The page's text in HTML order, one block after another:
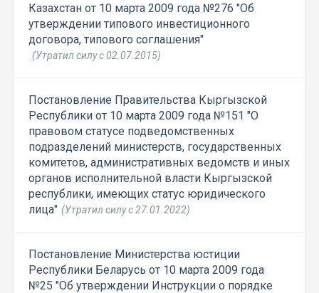
Казахстан от 10 марта 2009 года №276 "Об
утверждении типового инвестиционного
договора, типового соглашения"
(Утратил силу с 02.07.2015)
Постановление Правительства Кыргызской
Республики от 10 марта 2009 года №151 "О
правовом статусе подведомственных
подразделений министерств, государственных
комитетов, административных ведомств и иных
органов исполнительной власти Кыргызской
республики, имеющих статус юридического
лица" (Утратил силу с 27.01.2022)
Постановление Министерства юстиции
Республики Беларусь от 10 марта 2009 года
№25 "Об утверждении Инструкции о порядке